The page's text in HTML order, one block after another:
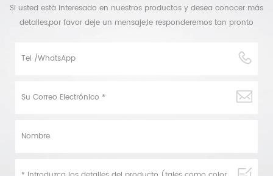
Si usted está interesado en nuestros productos y desea conocer más
detalles,por favor deje un mensaje,le responderemos tan pronto